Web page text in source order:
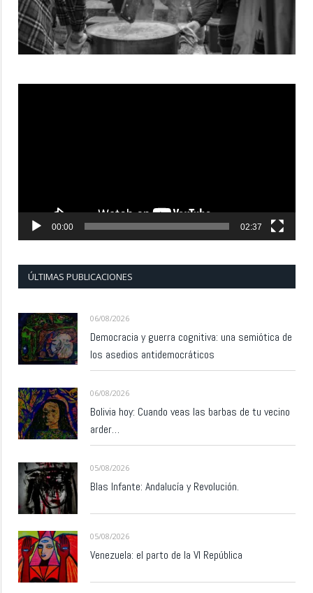
00:00 02:37
ÚLTIMAS PUBLICACIONES
06/08/2026
Democracia y guerra cognitiva: una semiótica de
los asedios antidemocráticos
06/08/2026
Bolivia hoy: Cuando veas las barbas de tu vecino
arder…
05/08/2026
Blas Infante: Andalucía y Revolución.
05/08/2026
Venezuela: el parto de la VI República